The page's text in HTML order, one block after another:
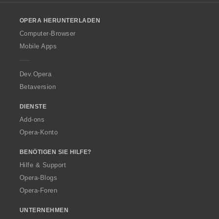
w
O
p
a
OPERA HERUNTERLADEN
Computer-Browser
Mobile Apps
Dev.Opera
Betaversion
DIENSTE
Add-ons
Opera-Konto
BENÖTIGEN SIE HILFE?
Hilfe & Support
Opera-Blogs
Opera-Foren
UNTERNEHMEN